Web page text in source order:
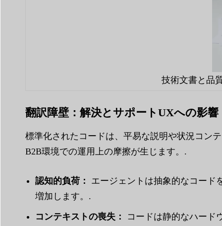
技術文書と品
翻訳障壁：解決とサポートUXへの影響
標準化されたコードは、平易な説明や状況コン
B2B環境での運用上の摩擦が生じます。.
認知的負荷：
エージェントは抽象的なコード
増加します。.
コンテキストの喪失：
コードは静的なハード